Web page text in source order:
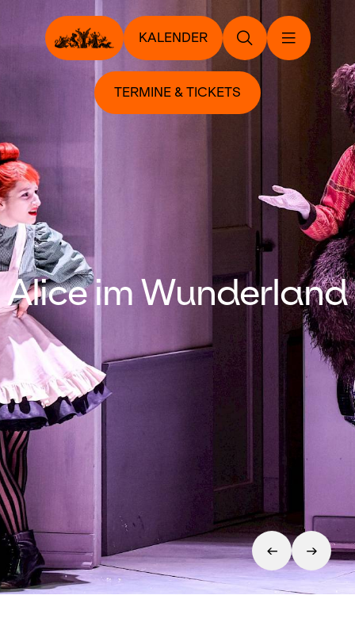
KALENDER
TERMINE & TICKETS
Alice im Wunderland